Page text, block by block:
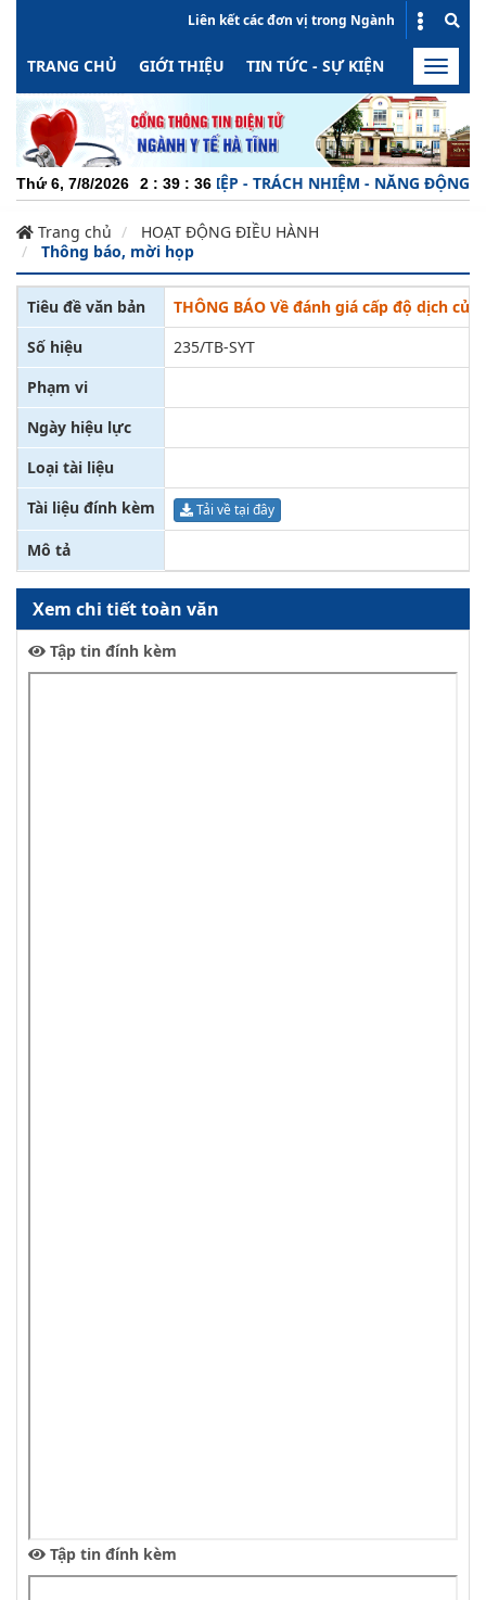
Liên kết các đơn vị trong Ngành
TRANG CHỦ GIỚI THIỆU TIN TỨC - SỰ KIỆN HOẠT
Toggle
Thứ 6, 7/8/2026 2 : 39 : 36
CHUYÊN NGHIỆP - TRÁCH NHIỆM - NĂNG ĐỘNG -
Trang chủ
HOẠT ĐỘNG ĐIỀU HÀNH
Thông báo, mời họp
Tiêu đề văn bản
THÔNG BÁO Về đánh giá cấp độ dịch
Số hiệu
235/TB-SYT
Phạm vi
Ngày hiệu lực
Loại tài liệu
Tài liệu đính kèm
Tải về tại đây
Mô tả
Xem chi tiết toàn văn
Tập tin đính kèm
Tập tin đính kèm